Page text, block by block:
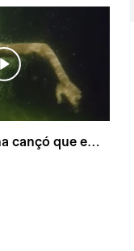
Els Catarres - Una cançó que em parla de tu (2018)